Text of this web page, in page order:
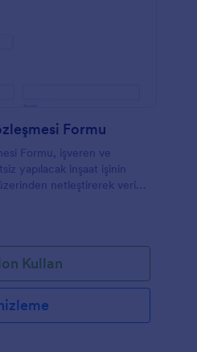
Formu
Formu, işveren ve
yapılacak inşaat işinin
netleştirerek veri
Kullan